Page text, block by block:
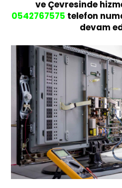
ve Çevresinde
0542767575 telefon
devam